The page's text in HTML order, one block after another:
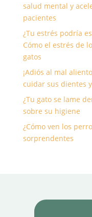
salud mental y
pacientes
¿Tu estrés podría
Cómo el estrés de
gatos
¡Adiós al mal
cuidar sus dientes
¿Tu gato se lame
sobre su higiene
¿Cómo ven los
sorprendentes